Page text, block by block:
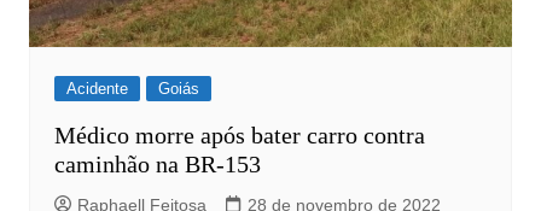
Acidente Goiás
Médico morre após bater carro contra
caminhão na BR-153
Raphaell Feitosa 28 de novembro de 2022